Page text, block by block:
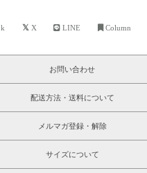
X LINE Column
お問い合わせ
配送方法・送料について
メルマガ登録・解除
サイズについて